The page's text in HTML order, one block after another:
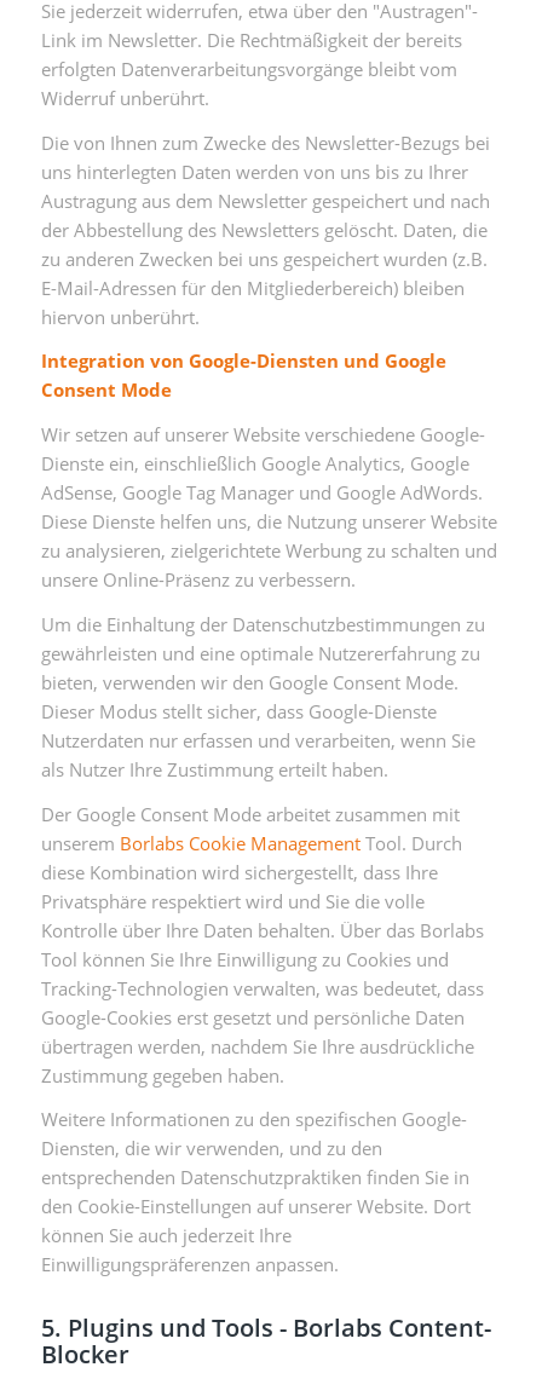
Sie jederzeit widerrufen, etwa über den "Austragen"-
Link im Newsletter. Die Rechtmäßigkeit der bereits
erfolgten Datenverarbeitungsvorgänge bleibt vom
Widerruf unberührt.
Die von Ihnen zum Zwecke des Newsletter-Bezugs bei
uns hinterlegten Daten werden von uns bis zu Ihrer
Austragung aus dem Newsletter gespeichert und nach
der Abbestellung des Newsletters gelöscht. Daten, die
zu anderen Zwecken bei uns gespeichert wurden (z.B.
E-Mail-Adressen für den Mitgliederbereich) bleiben
hiervon unberührt.
Integration von Google-Diensten und Google
Consent Mode
Wir setzen auf unserer Website verschiedene Google-
Dienste ein, einschließlich Google Analytics, Google
AdSense, Google Tag Manager und Google AdWords.
Diese Dienste helfen uns, die Nutzung unserer Website
zu analysieren, zielgerichtete Werbung zu schalten und
unsere Online-Präsenz zu verbessern.
Um die Einhaltung der Datenschutzbestimmungen zu
gewährleisten und eine optimale Nutzererfahrung zu
bieten, verwenden wir den Google Consent Mode.
Dieser Modus stellt sicher, dass Google-Dienste
Nutzerdaten nur erfassen und verarbeiten, wenn Sie
als Nutzer Ihre Zustimmung erteilt haben.
Der Google Consent Mode arbeitet zusammen mit
unserem Borlabs Cookie ManagementTool. Durch
diese Kombination wird sichergestellt, dass Ihre
Privatsphäre respektiert wird und Sie die volle
Kontrolle über Ihre Daten behalten. Über das Borlabs
Tool können Sie Ihre Einwilligung zu Cookies und
Tracking-Technologien verwalten, was bedeutet, dass
Google-Cookies erst gesetzt und persönliche Daten
übertragen werden, nachdem Sie Ihre ausdrückliche
Zustimmung gegeben haben.
Weitere Informationen zu den spezifischen Google-
Diensten, die wir verwenden, und zu den
entsprechenden Datenschutzpraktiken finden Sie in
den Cookie-Einstellungen auf unserer Website. Dort
können Sie auch jederzeit Ihre
Einwilligungspräferenzen anpassen.
5. Plugins und Tools - Borlabs Content-
Blocker